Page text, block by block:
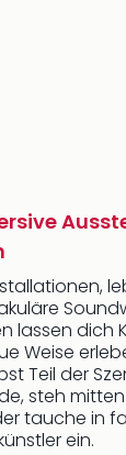
lassen dich
Weise
Teil der
steh
tauche in
ein.